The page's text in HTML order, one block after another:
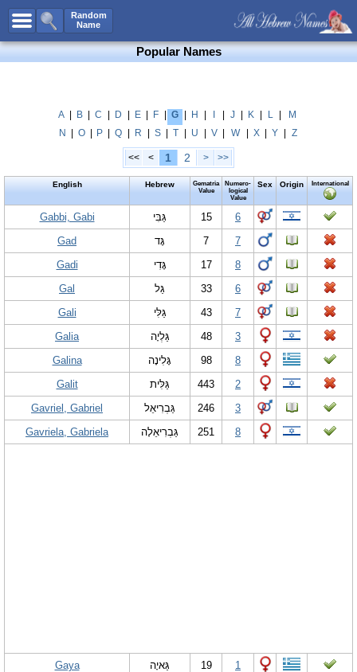
Random
Name
All Names
Boy Names
Unisex Names
Popular Names
Celebs B. DaysNew!
Numerology
Popular Names
A B C D E F G H J K L
M
N
O P Q R S T U V W X Y Z
<< < 1 2 > >>
English Hebrew
Gematria
Value
Numero-
logical
Value
Sex Origin International
Gabbi, Gabi גַּבִּי 15
6
Gad
גָּד 7
7
Gadi
גָּדִי 17
8
Gal
גַּל 33
6
Gali
גַּלִּי 43
7
Galia
גַּלְיָה 48
3
Galina
גָּלִינָה 98
8
Galit
גַּלִּית 443
2
Gavriel, Gabriel
גַּבְרִיאֵל 246
3
Gavriela, Gabriela
גַּבְרִיאֵלָה 251 8
Gaya גַּאיָה 19
1